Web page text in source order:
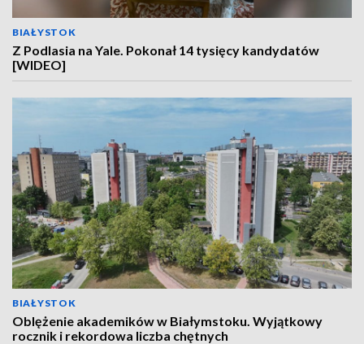
BIAŁYSTOK
Z Podlasia na Yale. Pokonał 14 tysięcy kandydatów
[WIDEO]
BIAŁYSTOK
Oblężenie akademików w Białymstoku. Wyjątkowy
rocznik i rekordowa liczba chętnych